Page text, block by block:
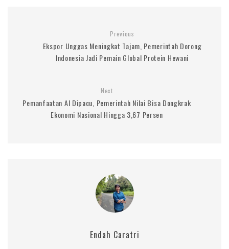
Previous
Ekspor Unggas Meningkat Tajam, Pemerintah Dorong
Indonesia Jadi Pemain Global Protein Hewani
Next
Pemanfaatan AI Dipacu, Pemerintah Nilai Bisa Dongkrak
Ekonomi Nasional Hingga 3,67 Persen
Endah Caratri